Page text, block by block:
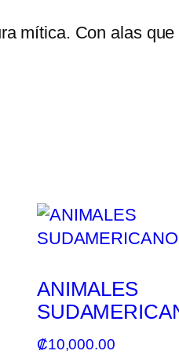
mítica. Con alas
ANIMALES
₡10,000.00